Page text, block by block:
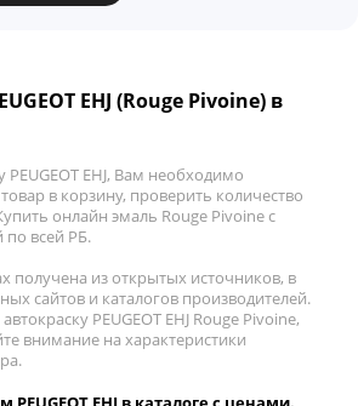
EHJ (Rouge Pivoine) в
PEUGEOT EHJ, Вам необходимо
в корзину, проверить количество
онлайн эмаль Rouge Pivoine с
по всей РБ.
получена из открытых источников, в
сайтов и каталогов производителей.
PEUGEOT EHJ Rouge Pivoine,
внимание на характеристики